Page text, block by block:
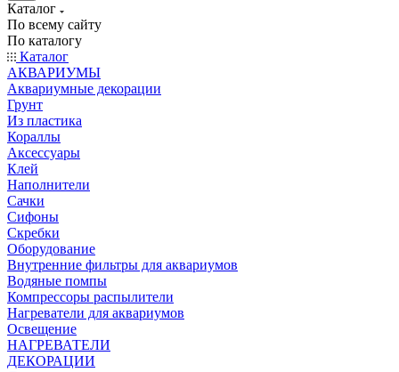
Каталог
По всему сайту
По каталогу
Каталог
АКВАРИУМЫ
Аквариумные декорации
Грунт
Из пластика
Кораллы
Аксессуары
Клей
Наполнители
Сачки
Сифоны
Скребки
Оборудование
Внутренние фильтры для аквариумов
Водяные помпы
Компрессоры распылители
Нагреватели для аквариумов
Освещение
НАГРЕВАТЕЛИ
ДЕКОРАЦИИ